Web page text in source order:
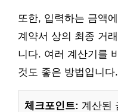
또한, 입력하는 금액
계약서 상의 최종 거
니다. 여러 계산기를
것도 좋은 방법입니다.
체크포인트: 계산된